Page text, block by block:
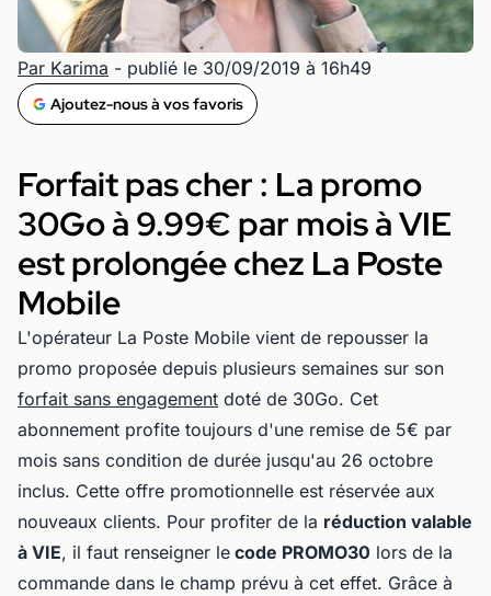
Par Karima - publié le 30/09/2019 à 16h49
Ajoutez-nous à vos favoris
Forfait pas cher : La promo
30Go à 9.99€ par mois à VIE
est prolongée chez La Poste
Mobile
L'opérateur La Poste Mobile vient de repousser la
promo proposée depuis plusieurs semaines sur son
forfait sans engagement doté de 30Go. Cet
abonnement profite toujours d'une remise de 5€ par
mois sans condition de durée jusqu'au 26 octobre
inclus. Cette offre promotionnelle est réservée aux
nouveaux clients. Pour profiter de la réduction valable
à VIE, il faut renseigner le code PROMO30 lors de la
commande dans le champ prévu à cet effet. Grâce à